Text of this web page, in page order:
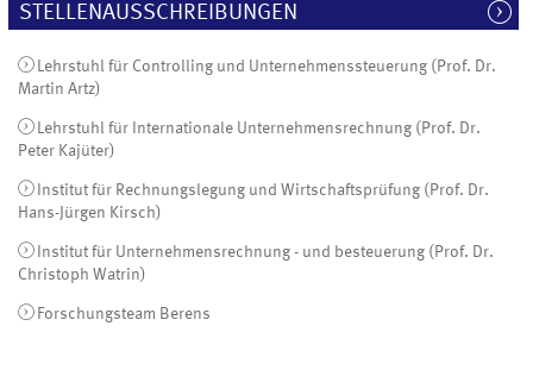
STELLENAUSSCHREIBUNGEN
Lehrstuhl für Controlling und Unternehmenssteuerung (Prof. Dr.
Martin Artz)
Lehrstuhl für Internationale Unternehmensrechnung (Prof. Dr.
Peter Kajüter)
Institut für Rechnungslegung und Wirtschaftsprüfung (Prof. Dr.
Hans-Jürgen Kirsch)
Institut für Unternehmensrechnung - und besteuerung (Prof. Dr.
Christoph Watrin)
Forschungsteam Berens